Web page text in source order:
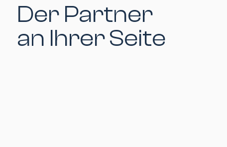
Der Partner
an Ihrer Seite